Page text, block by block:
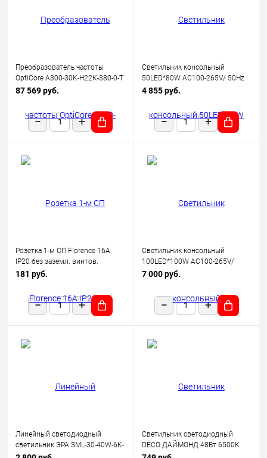
Преобразователь частоты
OptiCore A300-30K-Н22К-380-0-Т
КЭАЗ 342664
87 569 руб.
Светильник консольный
50LED*80W AC100-265V/ 50Hz
SP2923 цвет серый (IP65),
4 855 руб.
Розетка 1-м СП Florence 16А
IP20 без заземл. винтов.
клеммы механизм беж.
181 руб.
Светильник консольный
100LED*100W AC100-265V/
50Hz, SP2924 цвет серый (IP65),
7 000 руб.
Линейный светодиодный
светильник ЭРА SML-30-40W-6K-
12-B 40Вт 6500K 3600Лм
Светильник светодиодный
DECO ДАЙМОНД 48Вт 6500К
3120лм 230В 377х73мм IN